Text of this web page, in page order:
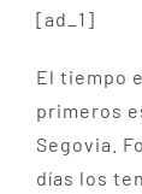
[ad_1]
El tiempo
primeros
Segovia.
días los